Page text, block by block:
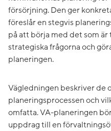
försörjning. Den ger
föreslår en stegvis
på att börja med det som
strategiska frågorna och
planeringen.
Vägledningen beskriver de
planeringsprocessen och
omfatta. VA-planeringen
uppdrag till en